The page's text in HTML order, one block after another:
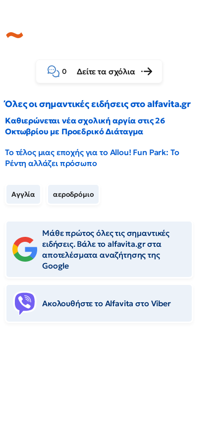
0 Δείτε τα σχόλια
Όλες οι σημαντικές ειδήσεις στο alfavita.gr
Καθιερώνεται νέα σχολική αργία στις 26
Οκτωβρίου με Προεδρικό Διάταγμα
Το τέλος μιας εποχής για το Allou! Fun Park: Το
Ρέντη αλλάζει πρόσωπο
Αγγλία αεροδρόμιο
Μάθε πρώτος όλες τις σημαντικές
ειδήσεις. Βάλε το alfavita.gr στα
αποτελέσματα αναζήτησης της
Google
Ακολουθήστε το Αlfavita στο Viber